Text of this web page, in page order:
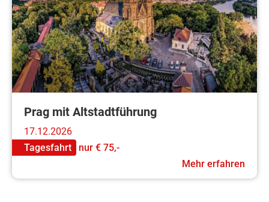
Prag mit Altstadtführung
17.12.2026
Tagesfahrt
nur € 75,-
Mehr erfahren